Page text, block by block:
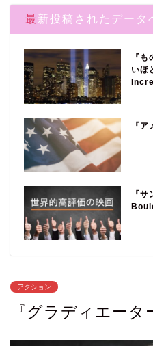
最新投稿されたデータ
『
い
『
『
アクション
『グラディエー